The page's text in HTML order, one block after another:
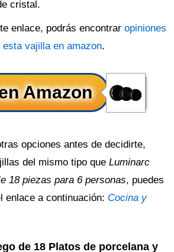
cristal.
enlace, podrás encontrar opiniones
vajilla en amazon.
opciones antes de decidirte,
del mismo tipo que Luminarc
18 piezas para 6 personas, puedes
enlace a continuación: Cocina y
de 18 Platos de porcelana y